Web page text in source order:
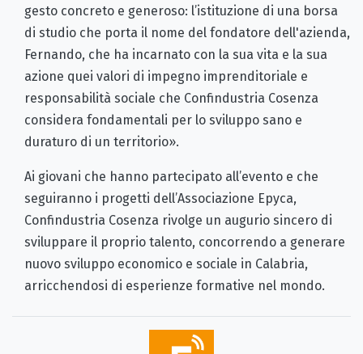
gesto concreto e generoso: l’istituzione di una borsa
di studio che porta il nome del fondatore dell'azienda,
Fernando, che ha incarnato con la sua vita e la sua
azione quei valori di impegno imprenditoriale e
responsabilità sociale che Confindustria Cosenza
considera fondamentali per lo sviluppo sano e
duraturo di un territorio».
Ai giovani che hanno partecipato all’evento e che
seguiranno i progetti dell’Associazione Epyca,
Confindustria Cosenza rivolge un augurio sincero di
sviluppare il proprio talento, concorrendo a generare
nuovo sviluppo economico e sociale in Calabria,
arricchendosi di esperienze formative nel mondo.